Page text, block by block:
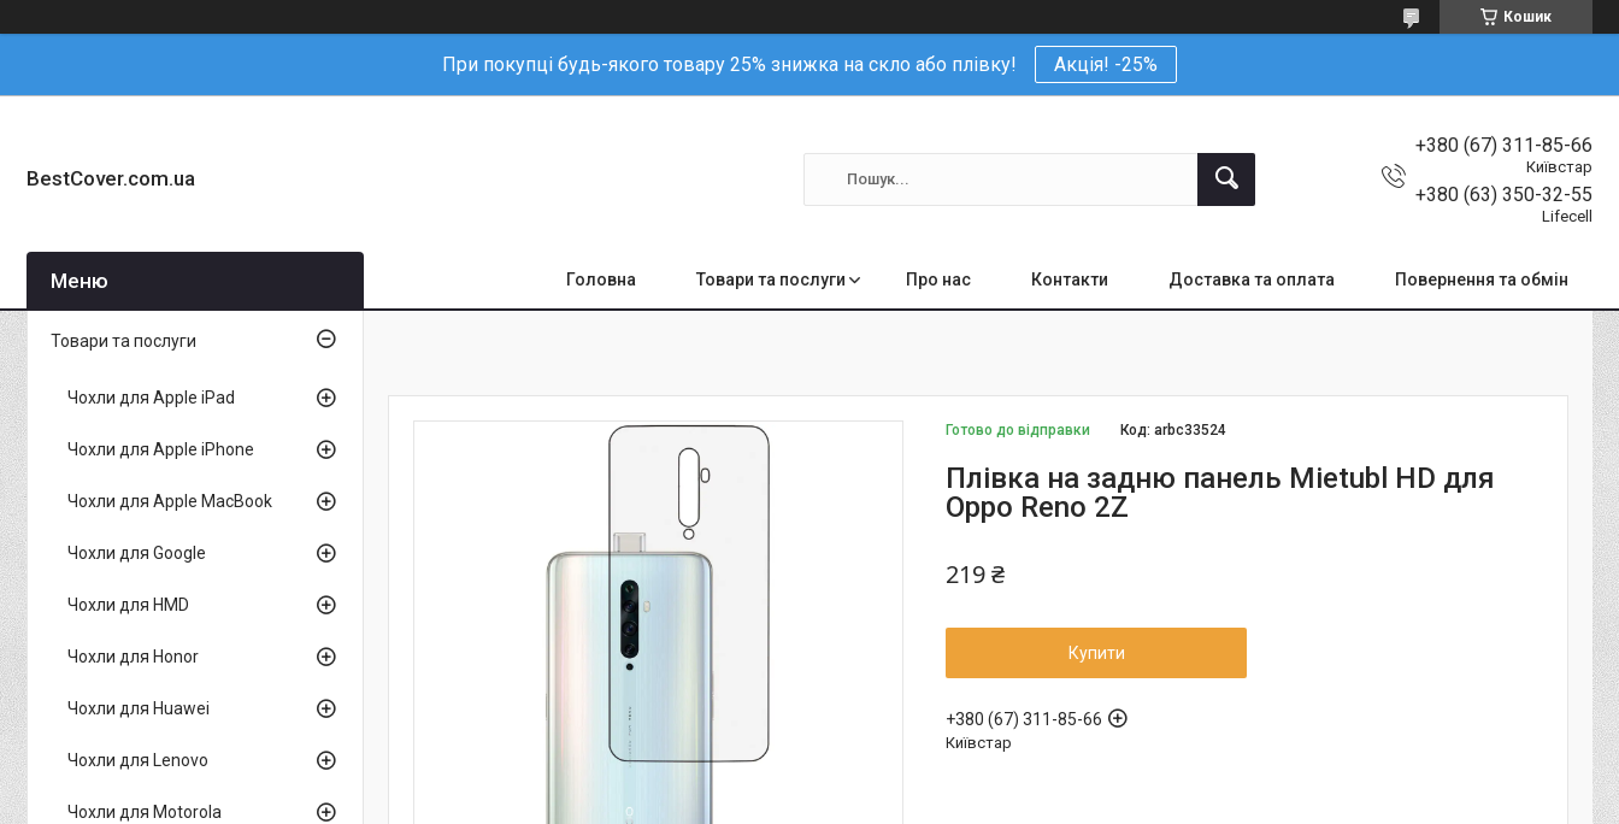
Кошик
При покупці будь-якого товару 25% знижка на скло або плівку! Акція! -25%
BestCover.com.ua
+380 (67) 311-85-66
Київстар
+380 (63) 350-32-55
Lifecell
Головна Товари та послуги Про нас Контакти Доставка та оплата Повернення та обмін
Готово до відправки Код:arbc33524
Плівка на задню панель Mietubl HD для
Oppo Reno 2Z
219 ₴
Купити
+380 (67) 311-85-66
Київстар
Товари та послуги
Чохли для Apple iPad
Чохли для Apple iPhone
Чохли для Apple MacBook
Чохли для Google
Чохли для HMD
Чохли для Honor
Чохли для Huawei
Чохли для Lenovo
Чохли для Motorola